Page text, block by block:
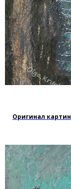
Оригинал